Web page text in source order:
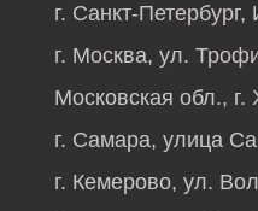
г. Санкт-
г. Москва, ул.
Московская обл.,
г. Самара, улица
г. Кемерово, ул.